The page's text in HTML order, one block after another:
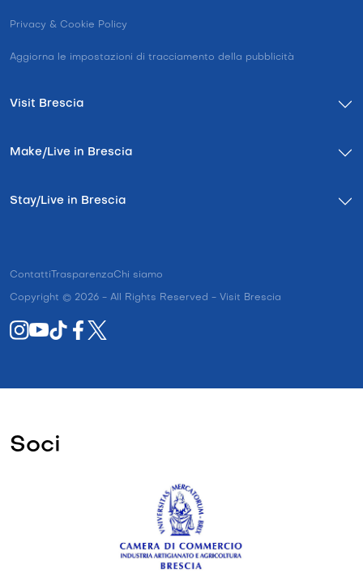
Privacy & Cookie Policy
Aggiorna le impostazioni di tracciamento della pubblicità
Visit Brescia
Make/Live in Brescia
Stay/Live in Brescia
Contatti TrasparenzaChi siamo
Copyright © 2026 - All Rights Reserved - Visit Brescia
Soci